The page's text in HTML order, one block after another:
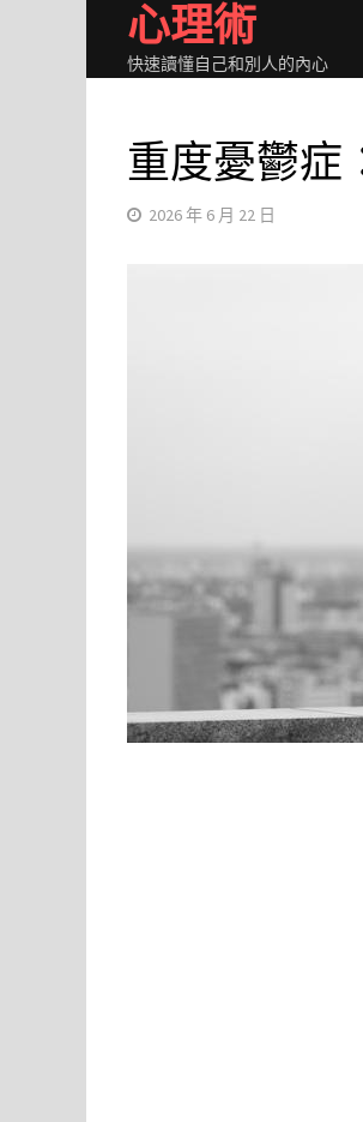
content
心理術
快速讀懂自己和別人的內心
重度憂鬱症
2026 年 6 月 22 日